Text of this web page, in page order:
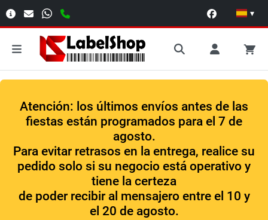
▾
Atención: los últimos envíos antes de las
fiestas están programados para el 7 de
agosto.
Para evitar retrasos en la entrega, realice su
pedido solo si su negocio está operativo y
tiene la certeza
de poder recibir al mensajero entre el 10 y
el 20 de agosto.